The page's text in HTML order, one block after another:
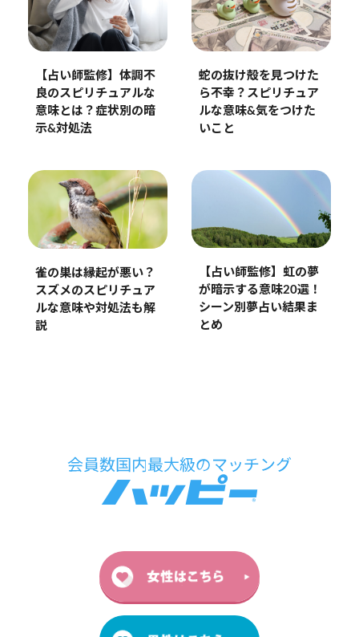
【占い師監修】体調不
良のスピリチュアルな
意味とは？症状別の暗
示&対処法
蛇の抜け殻を見つけた
ら不幸？スピリチュア
ルな意味&気をつけた
いこと
雀の巣は縁起が悪い？
スズメのスピリチュア
ルな意味や対処法も解
説
【占い師監修】虹の夢
が暗示する意味20選！
シーン別夢占い結果ま
とめ